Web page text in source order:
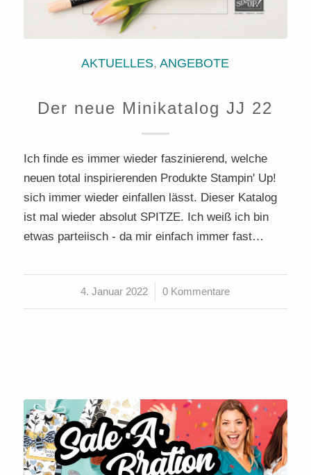
AKTUELLES,ANGEBOTE
Der neue Minikatalog JJ 22
Ich finde es immer wieder faszinierend, welche
neuen total inspirierenden Produkte Stampin' Up!
sich immer wieder einfallen lässt. Dieser Katalog
ist mal wieder absolut SPITZE. Ich weiß ich bin
etwas parteiisch - da mir einfach immer fast…
4. Januar 2022
/ 0 Kommentare